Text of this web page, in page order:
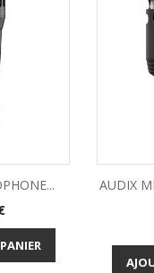
AUDIX